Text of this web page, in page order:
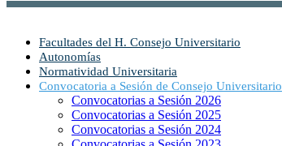
Facultades del H. Consejo Universitario
Autonomías
Normatividad Universitaria
Convocatoria a Sesión de Consejo Universitario
Convocatorias a Sesión 2026
Convocatorias a Sesión 2025
Convocatorias a Sesión 2024